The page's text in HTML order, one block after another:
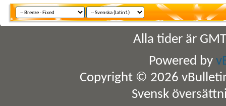
Alla tider är
Powered by
Copyright © 2026
Svensk